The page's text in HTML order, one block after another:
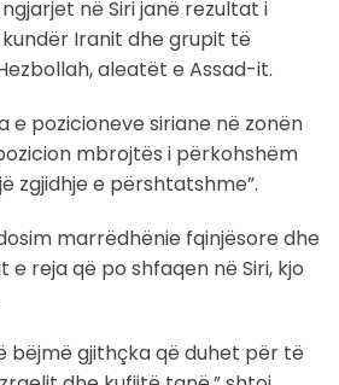
në Siri janë rezultat i
Iranit dhe grupit të
aleatët e Assad-it.
e pozicioneve siriane në zonën
mbrojtës i përkohshëm
zgjidhje e përshtatshme”.
marrëdhënie fqinjësore dhe
reja që po shfaqen në Siri, kjo
bëjmë gjithçka që duhet për të